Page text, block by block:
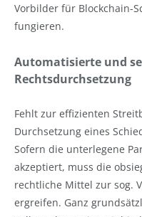
Vorbilder für Blockchain-
fungieren.
Automatisierte und
Rechtsdurchsetzung
Fehlt zur effizienten
Durchsetzung eines
Sofern die unterlegene
akzeptiert, muss die
rechtliche Mittel zur sog.
ergreifen. Ganz